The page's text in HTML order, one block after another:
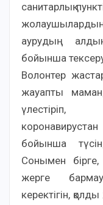
санитарлық
аурудың
бойынша
Волонтер
жауапты
үлестіріп,
бойынша
Сонымен
жерге
керектігін,